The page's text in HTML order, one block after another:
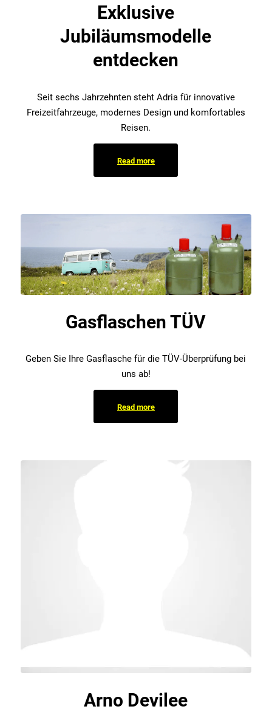
Exklusive
Jubiläumsmodelle
entdecken
Seit sechs Jahrzehnten steht Adria für innovative
Freizeitfahrzeuge, modernes Design und komfortables
Reisen.
Read more
Gasflaschen TÜV
Geben Sie Ihre Gasflasche für die TÜV-Überprüfung bei
uns ab!
Read more
Arno Devilee